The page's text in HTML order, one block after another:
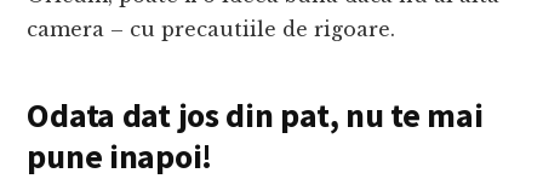
camera – cu precautiile de rigoare.
Odata dat jos din pat, nu te mai
pune inapoi!